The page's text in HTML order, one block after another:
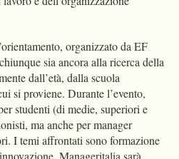
organizzato da EF
sia ancora alla ricerca della
dall’età, dalla scuola
si proviene. Durante l’evento,
studenti (di medie, superiori e
ma anche per manager
I temi affrontati sono formazione
Manageritalia sarà